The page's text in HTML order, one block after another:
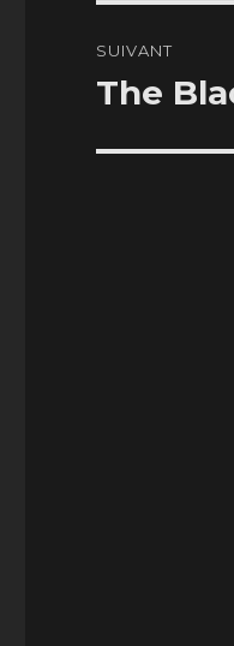
SUIVANT
Article
The